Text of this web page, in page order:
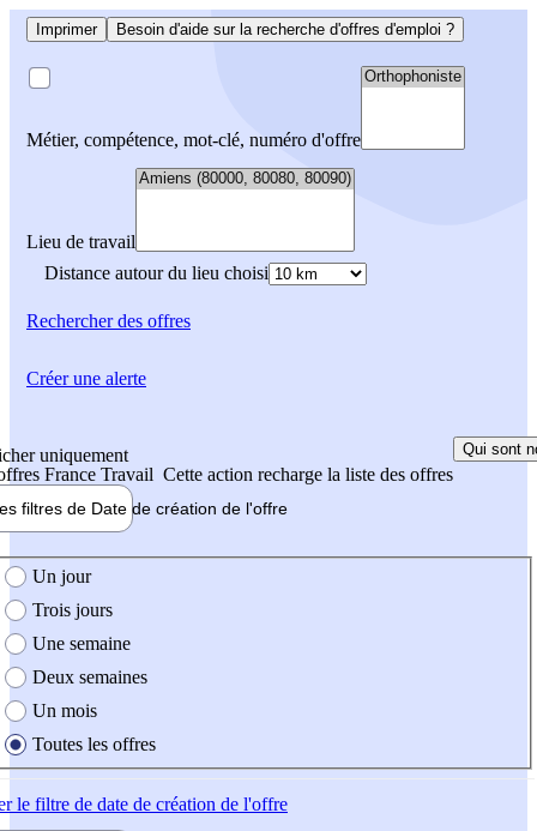
Imprimer Besoin d'aide sur la recherche d'offres d'emploi ?
Métier, compétence, mot-clé, numéro d'offre
Lieu de travail
Distance autour du lieu choisi
Rechercherdes offres
uniquement
France Travail Cette action recharge la liste des offres
Qui sont
filtres de Date de création de l'offre
création de l'offre
Un jour
Trois jours
Une semaine
Deux semaines
Un mois
Toutes les offres
le filtre de date de création de l'offre
Créer une alerte